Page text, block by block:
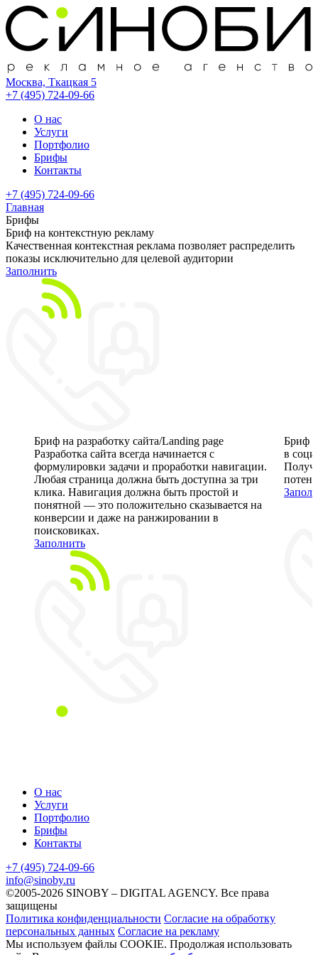
Москва, Ткацкая 5
+7 (495) 724-09-66
О нас
Услуги
Портфолио
Брифы
Контакты
+7 (495) 724-09-66
Главная
Брифы
Бриф на контекстную рекламу
Качественная контекстная реклама позволяет распределить
показы исключительно для целевой аудитории
Заполнить
Бриф на разработку сайта/Landing page
Разработка сайта всегда начинается с
формулировки задачи и проработки навигации.
Любая страница должна быть доступна за три
клика. Навигация должна быть простой и
понятной — это положительно сказывается на
конверсии и даже на ранжировании в
поисковиках.
Заполнить
Бриф
в
О нас
Услуги
Портфолио
Брифы
Контакты
+7 (495) 724-09-66
info@sinoby.ru
©2005-2026 SINOBY – DIGITAL AGENCY. Все права
защищены
Политика конфиденциальности Согласие на обработку
персональных данных Согласие на рекламу
Мы используем файлы COOKIE. Продолжая использовать